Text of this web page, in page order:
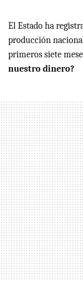
El Estado ha
producción
primeros siete
nuestro dinero?